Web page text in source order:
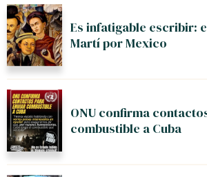
Es infatigable escribir:
Martí por Mexico
ONU confirma
combustible a Cuba